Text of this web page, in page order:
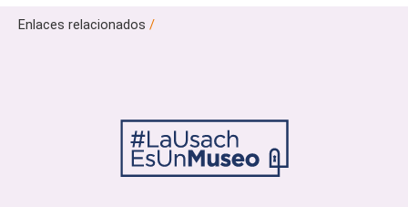
Enlaces relacionados /